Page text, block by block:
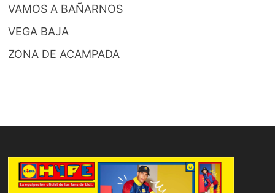
VAMOS A BAÑARNOS
VEGA BAJA
ZONA DE ACAMPADA